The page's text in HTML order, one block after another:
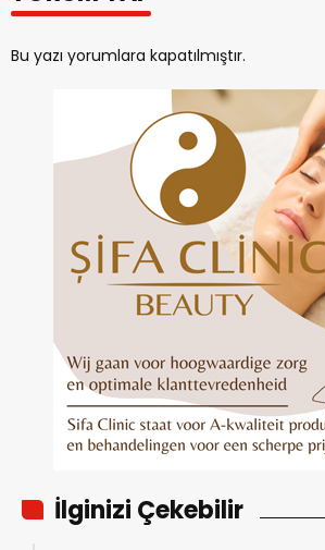
Bu yazı yorumlara kapatılmıştır.
İlginizi Çekebilir